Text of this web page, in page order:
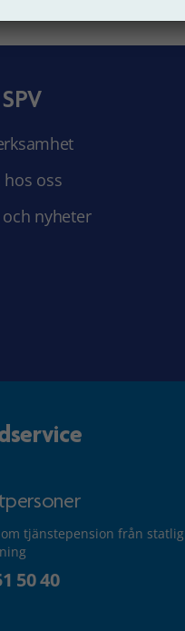
hos oss
och nyheter
om tjänstepension från statlig
50 40